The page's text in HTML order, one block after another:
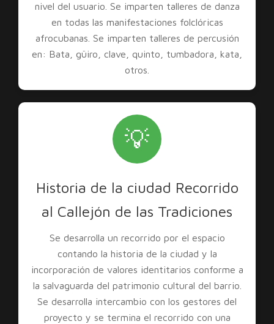
nivel del usuario. Se imparten talleres de danza
en todas las manifestaciones folclóricas
afrocubanas. Se imparten talleres de percusión
en: Bata, güiro, clave, quinto, tumbadora, kata,
otros.
💡
Historia de la ciudad Recorrido
al Callejón de las Tradiciones
Se desarrolla un recorrido por el espacio
contando la historia de la ciudad y la
incorporación de valores identitarios conforme a
la salvaguarda del patrimonio cultural del barrio.
Se desarrolla intercambio con los gestores del
proyecto y se termina el recorrido con una